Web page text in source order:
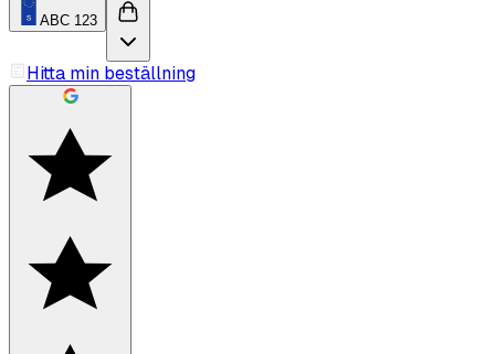
ABC 123
Hitta min beställning